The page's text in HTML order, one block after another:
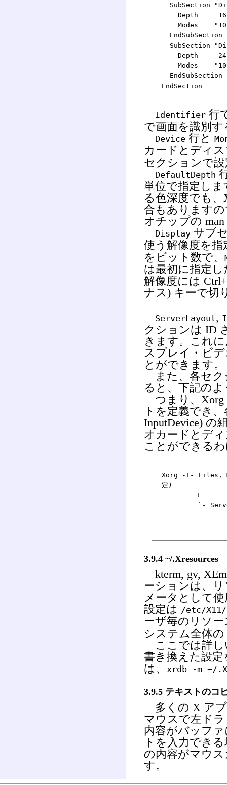
SubSection
Depth 16
Modes
EndSubSection
SubSection
Depth 24
Modes
EndSubSection
EndSection
Identifier 行
で画面を識別
Device 行と
カードとディ
セクションで
DefaultDepth
単位で指定し
る色深度でも
合もあります
オチップの
Display サブ
使う解像度を
をビット数で、
は最初に指定
解像度には
ナス) キーで切
ServerLayout,
クションは ID
きます。これ
スプレイ・ビ
とができます。
また、各セク
ると、下記の
つまり、Xorg
トを定義でき
InputDevice) の
オカードとデ
ことができる
Xorg -+- Files,
定)
+
`-
3.9.4 ~/.Xresources
kterm, gv,
ーションは、
メータとして
設定は /etc/
ーザ毎のリソ
システム全体
ここでは詳し
書き換えた設
は、
xrdb -m ~/
3.9.5 テキストのコ
多くの X アプ
マウスで左ド
内容がバッフ
トを入力でき
の内容がマウ
す。